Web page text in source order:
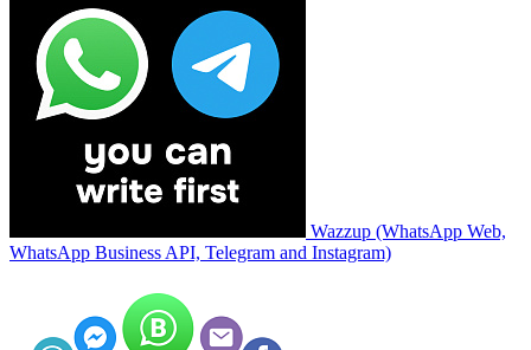
Wazzup (WhatsApp Web,
WhatsApp Business API, Telegram and Instagram)